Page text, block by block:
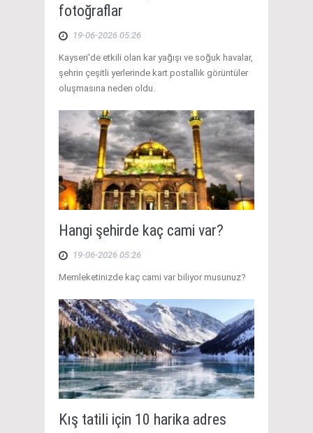
fotoğraflar
19-06-2026 05:26
Kayseri'de etkili olan kar yağışı ve soğuk havalar,
şehrin çeşitli yerlerinde kart postallık görüntüler
oluşmasına neden oldu.
Hangi şehirde kaç cami var?
19-06-2026 05:26
Memleketinizde kaç cami var biliyor musunuz?
Kış tatili için 10 harika adres